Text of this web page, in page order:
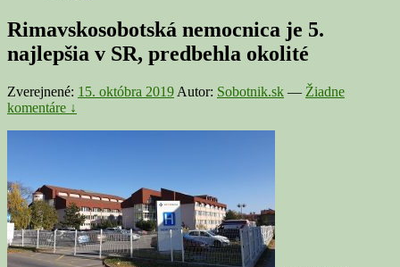
Rimavskosobotská nemocnica je 5.
najlepšia v SR, predbehla okolité
Zverejnené: 15. októbra 2019 Autor: Sobotnik.sk — Žiadne
komentáre ↓